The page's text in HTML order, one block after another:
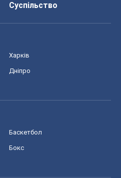
Суспільство
Харків
Дніпро
Баскетбол
Бокс